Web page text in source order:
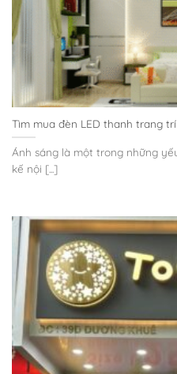
Tìm mua đèn LED thanh trang
Ánh sáng là một trong những
kế nội [...]